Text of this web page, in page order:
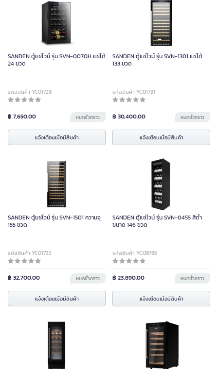
SANDEN ตู้แช่ไวน์ รุ่น SVN-0070H แช่ได้
24 ขวด
รหัสสินค้า YC01728
฿ 7,650.00 หมดชั่วคราว
แจ้งเตือนเมื่อมีสินค้า
SANDEN ตู้แช่ไวน์ รุ่น SVN-1301 แช่ได้
133 ขวด
รหัสสินค้า YC01731
฿ 30,400.00 หมดชั่วคราว
แจ้งเตือนเมื่อมีสินค้า
SANDEN ตู้แช่ไวน์ รุ่น SVN-1501 ความจุ
155 ขวด
รหัสสินค้า YC01733
฿ 32,700.00 หมดชั่วคราว
แจ้งเตือนเมื่อมีสินค้า
SANDEN ตู้แช่ไวน์ รุ่น SVN-0455 สีดำ
ขนาด 146 ขวด
รหัสสินค้า YC08786
฿ 23,890.00 หมดชั่วคราว
แจ้งเตือนเมื่อมีสินค้า